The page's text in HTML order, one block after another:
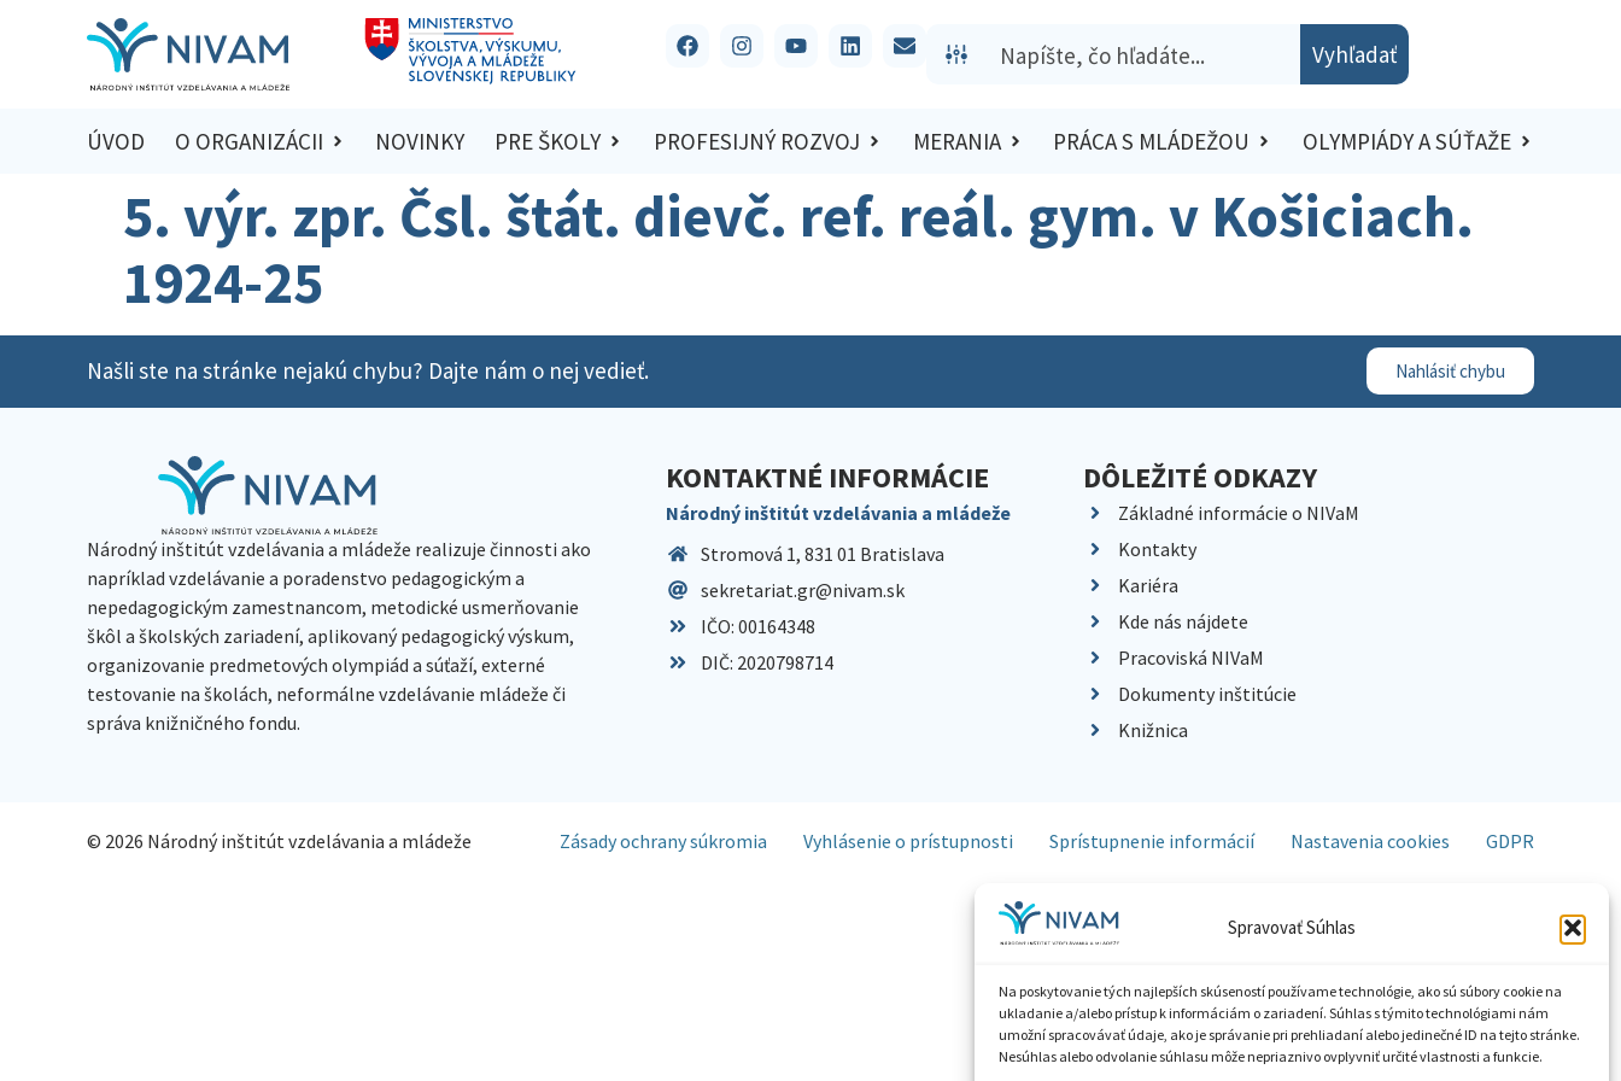
Spravovať Súhlas
Na poskytovanie tých najlepších skúseností používame technológie, ako sú súbory cookie na
ukladanie a/alebo prístup k informáciám o zariadení. Súhlas s týmito technológiami nám
umožní spracovávať údaje, ako je správanie pri prehliadaní alebo jedinečné ID na tejto stránke.
Nesúhlas alebo odvolanie súhlasu môže nepriaznivo ovplyvniť určité vlastnosti a funkcie.
Vyhľadať
ÚVOD O ORGANIZÁCII NOVINKY PRE ŠKOLY PROFESIJNÝ ROZVOJ MERANIA PRÁCA S MLÁDEŽOU OLYMPIÁDY A SÚŤAŽE
5. výr. zpr. Čsl. štát. dievč. ref. reál. gym. v Košiciach.
1924-25
Našli ste na stránke nejakú chybu? Dajte nám o nej vedieť. Nahlásiť chybu
Národný inštitút vzdelávania a mládeže realizuje činnosti ako
napríklad vzdelávanie a poradenstvo pedagogickým a
nepedagogickým zamestnancom, metodické usmerňovanie
škôl a školských zariadení, aplikovaný pedagogický výskum,
organizovanie predmetových olympiád a súťaží, externé
testovanie na školách, neformálne vzdelávanie mládeže či
správa knižničného fondu.
KONTAKTNÉ INFORMÁCIE
Národný inštitút vzdelávania a mládeže
Stromová 1, 831 01 Bratislava
sekretariat.gr@nivam.sk
IČO: 00164348
DIČ: 2020798714
DÔLEŽITÉ ODKAZY
Základné informácie o NIVaM
Kontakty
Kariéra
Kde nás nájdete
Pracoviská NIVaM
Dokumenty inštitúcie
Knižnica
© 2026 Národný inštitút vzdelávania a mládeže Zásady ochrany súkromia Vyhlásenie o prístupnosti Sprístupnenie informácií Nastavenia cookies GDPR